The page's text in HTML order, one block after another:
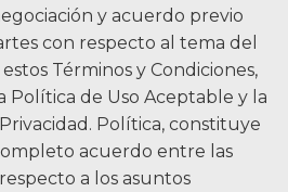
y acuerdo previo
con respecto al tema del
Términos y Condiciones,
Política de Uso Aceptable y la
Política, constituye
acuerdo entre las
a los asuntos